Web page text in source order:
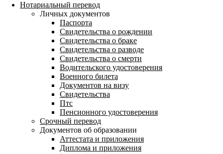
Нотариальный перевод
Личных документов
Паспорта
Свидетельства о рождении
Свидетельства о браке
Свидетельства о разводе
Свидетельства о смерти
Водительского удостоверения
Военного билета
Документов на визу
Свидетельства
Птс
Пенсионного удостоверения
Срочный перевод
Документов об образовании
Аттестата и приложения
Диплома и приложения